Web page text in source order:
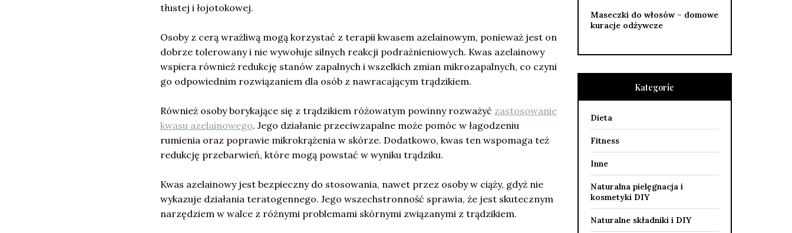
tłustej i łojotokowej.
Osoby z cerą wrażliwą mogą korzystać z terapii kwasem azelainowym, ponieważ jest on
dobrze tolerowany i nie wywołuje silnych reakcji podrażnieniowych. Kwas azelainowy
wspiera również redukcję stanów zapalnych i wszelkich zmian mikrozapalnych, co czyni
go odpowiednim rozwiązaniem dla osób z nawracającym trądzikiem.
Również osoby borykające się z trądzikiem różowatym powinny rozważyć zastosowanie
kwasu azelainowego. Jego działanie przeciwzapalne może pomóc w łagodzeniu
rumienia oraz poprawie mikrokrążenia w skórze. Dodatkowo, kwas ten wspomaga też
redukcję przebarwień, które mogą powstać w wyniku trądziku.
Kwas azelainowy jest bezpieczny do stosowania, nawet przez osoby w ciąży, gdyż nie
wykazuje działania teratogennego. Jego wszechstronność sprawia, że jest skutecznym
narzędziem w walce z różnymi problemami skórnymi związanymi z trądzikiem.
Maseczki do włosów – domowe
kuracje odżywcze
Kategorie
Dieta
Fitness
Inne
Naturalna pielęgnacja i
kosmetyki DIY
Naturalne składniki i DIY